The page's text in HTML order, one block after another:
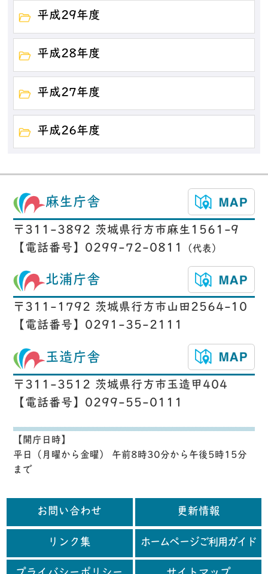
平成29年度
平成28年度
平成27年度
平成26年度
麻生庁舎
〒311-3892 茨城県行方市麻生1561-9
【電話番号】0299-72-0811
（代表）
北浦庁舎
〒311-1792 茨城県行方市山田2564-10
【電話番号】0291-35-2111
玉造庁舎
〒311-3512 茨城県行方市玉造甲404
【電話番号】0299-55-0111
【開庁日時】
平日（月曜から金曜） 午前8時30分から午後5時15分
まで
お問い合わせ 更新情報
リンク集 ホームページご利用ガイド